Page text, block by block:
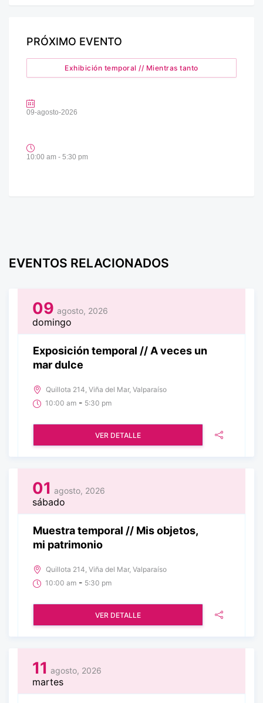
PRÓXIMO EVENTO
Exhibición temporal // Mientras tanto
09-agosto-2026
10:00 am - 5:30 pm
EVENTOS RELACIONADOS
09 agosto, 2026
domingo
Exposición temporal // A veces un
mar dulce
Quillota 214, Viña del Mar, Valparaíso
10:00 am - 5:30 pm
VER DETALLE
01 agosto, 2026
sábado
Muestra temporal // Mis objetos,
mi patrimonio
Quillota 214, Viña del Mar, Valparaíso
10:00 am - 5:30 pm
VER DETALLE
11 agosto, 2026
martes